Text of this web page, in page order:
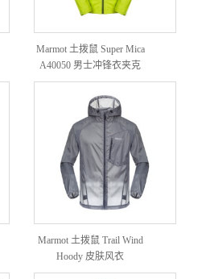
Marmot 土拨鼠 Super Mica
A40050 男士冲锋衣夹克
*2件
Marmot 土拨鼠 Trail Wind
Hoody 皮肤风衣